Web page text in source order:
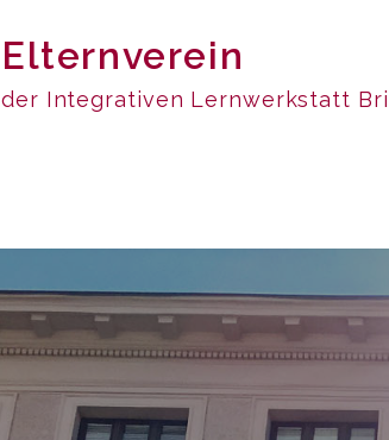
Elternverein
der Integrativen Lernwerkstatt